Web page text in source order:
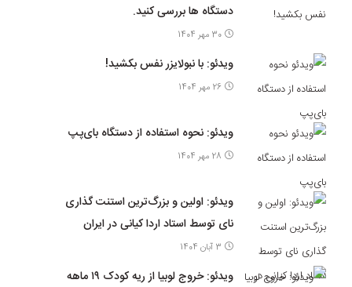
دستگاه ها بررسی کنید.
30 مهر 1404
ویدئو: با نبولایزر نفس بکشید!
26 مهر 1404
ویدئو: نحوه استفاده از دستگاه بای‌پپ
28 مهر 1404
ویدئو: اولین و بزرگ‌ترین استنت گذاری
نای توسط استاد اردا کیانی در ایران
3 آبان 1404
ویدئو: خروج لوبیا از ریه کودک ۱۹ ماهه